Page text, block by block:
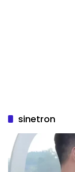
sinetron